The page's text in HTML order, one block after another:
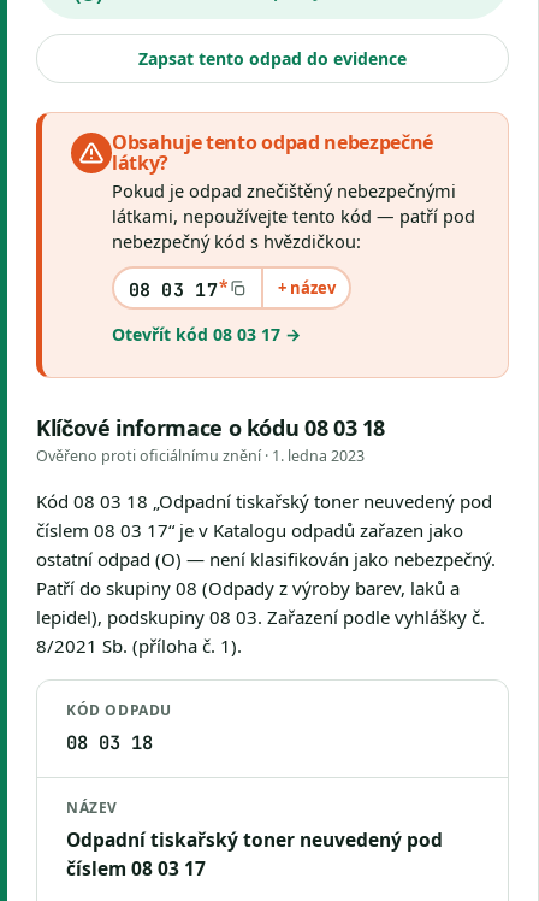
Zapsat tento odpad do evidence
Obsahuje tento odpad nebezpečné
látky?
Pokud je odpad znečištěný nebezpečnými
látkami, nepoužívejte tento kód — patří pod
nebezpečný kód s hvězdičkou:
08 03 17* + název
Otevřít kód 08 03 17 →
Klíčové informace o kódu 08 03 18
Ověřeno proti oficiálnímu znění · 1. ledna 2023
Kód 08 03 18 „Odpadní tiskařský toner neuvedený pod
číslem 08 03 17“ je v Katalogu odpadů zařazen jako
ostatní odpad (O) — není klasifikován jako nebezpečný.
Patří do skupiny 08 (Odpady z výroby barev, laků a
lepidel), podskupiny 08 03. Zařazení podle vyhlášky č.
8/2021 Sb. (příloha č. 1).
KÓD ODPADU
08 03 18
NÁZEV
Odpadní tiskařský toner neuvedený pod
číslem 08 03 17